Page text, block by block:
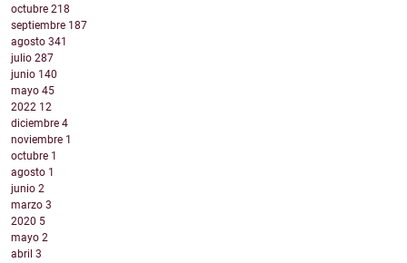
octubre 218
septiembre 187
agosto 341
julio 287
junio 140
mayo 45
2022 12
diciembre 4
noviembre 1
octubre 1
agosto 1
junio 2
marzo 3
2020 5
mayo 2
abril 3